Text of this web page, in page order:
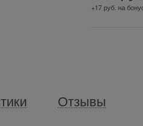
+17 руб. на
Отзывы